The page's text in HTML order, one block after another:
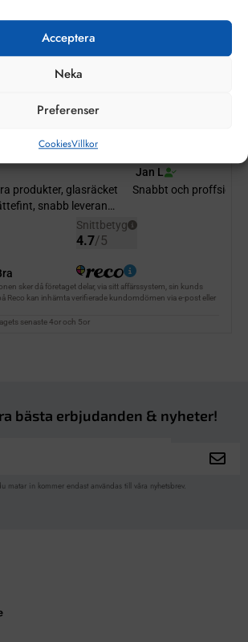
Acceptera
Neka
Preferenser
CookiesVillkor
per glas 0,5 kvm
2000mm (2 meter) måste
ner bland assoccierade produkter.
bästa erbjudanden & nyheter!
matar in kommer endast användas till våra nyhetsbrev.